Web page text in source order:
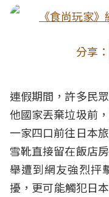
《食尚玩家
分享：
連假期間，許多民
他國家丟棄垃圾前
一家四口前往日本
雪靴直接留在飯店
舉遭到網友強烈抨
擾，更可能觸犯日